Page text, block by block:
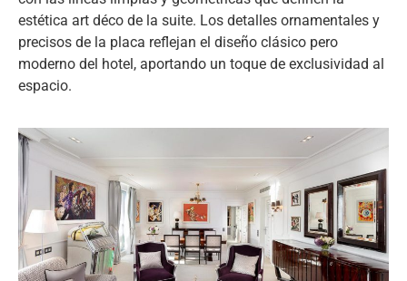
estética art déco de la suite. Los detalles ornamentales y
precisos de la placa reflejan el diseño clásico pero
moderno del hotel, aportando un toque de exclusividad al
espacio.